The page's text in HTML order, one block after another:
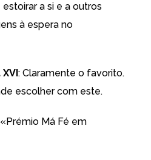
a si e a outros
à espera no
: Claramente o favorito.
escolher com este.
Má Fé em